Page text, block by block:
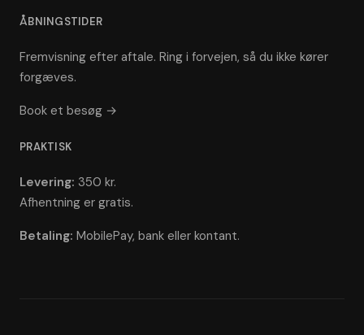
ÅBNINGSTIDER
Fremvisning efter aftale. Ring i forvejen, så du ikke kører
forgæves.
Book et besøg →
PRAKTISK
Levering: 350 kr.
Afhentning er gratis.
Betaling: MobilePay, bank eller kontant.